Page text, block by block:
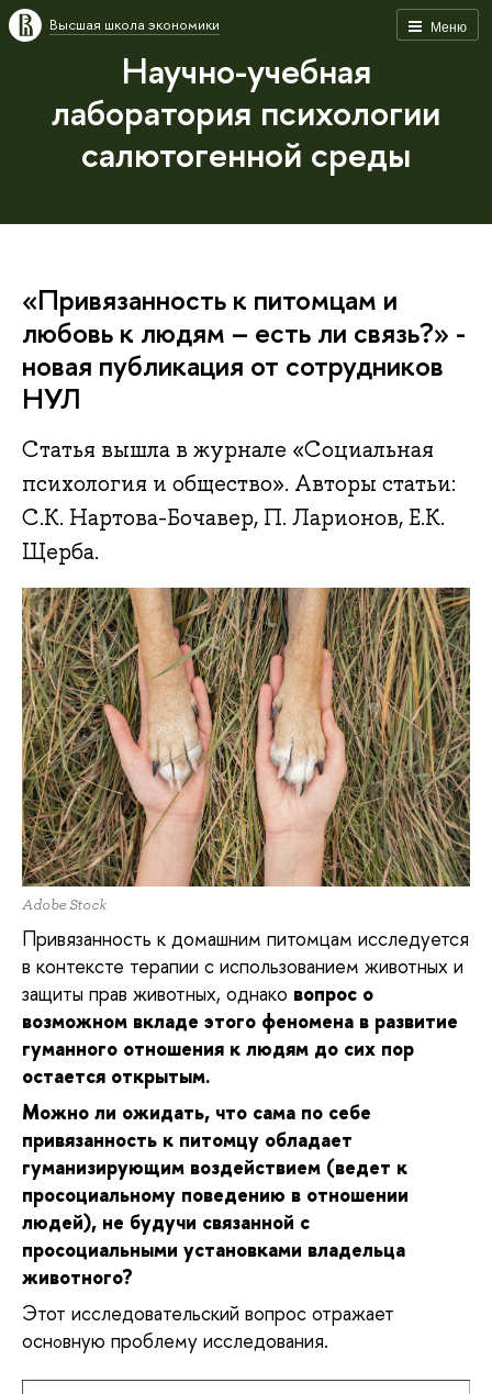
Меню
Высшая школа экономики
Научно-учебная
лаборатория психологии
салютогенной среды
«Привязанность к питомцам и
любовь к людям – есть ли связь?» -
новая публикация от сотрудников
НУЛ
Статья вышла в журнале «Социальная
психология и общество». Авторы статьи:
С.К. Нартова-Бочавер, П. Ларионов, Е.К.
Щерба.
Adobe Stock
Привязанность к домашним питомцам исследуется
в контексте терапии с использованием животных и
защиты прав животных, однако вопрос о
возможном вкладе этого феномена в развитие
гуманного отношения к людям до сих пор
остается открытым.
Можно ли ожидать, что сама по себе
привязанность к питомцу обладает
гуманизирующим воздействием (ведет к
просоциальному поведению в отношении
людей), не будучи связанной с
просоциальными установками владельца
животного?
Этот исследовательский вопрос отражает
основную проблему исследования.